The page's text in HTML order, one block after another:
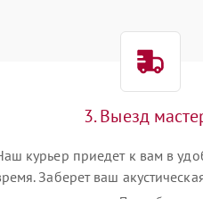
1000 ₽
1000 ₽
3. Выезд
курьер приедет к вам в
Заберет ваш